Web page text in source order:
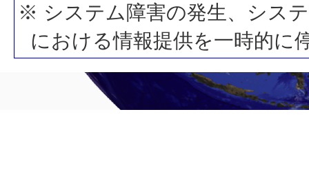
※ システム障害の発生、シス
における情報提供を一時的に